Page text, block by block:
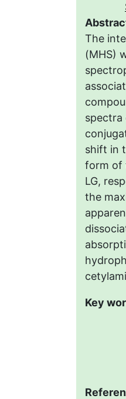
The
(MHS)
spectra
shift in
form of
LG,
the
Key